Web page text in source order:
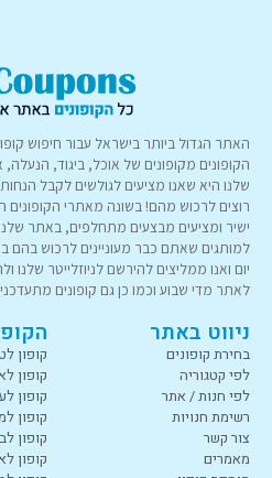
האתר הגדול ביותר בישראל עבור חיפוש
הקופונים מקופונים של אוכל, ביגוד, הנעלה,
שלנו היא שאנו מציעים לגולשים לקבל
רוצים לרכוש מהם! בשונה מאתרי
ישיר ומציעים מבצעים מתחלפים, באתר
למותגים שאתם כבר מעוניינים לרכוש בהם
יום ואנו ממליצים להירשם לניוזלייטר שלנו
לאתר מדי שבוע וכמו כן גם קופונים
ניווט באתר
בחירת קופונים
לפי קטגוריה
לפי חנות / אתר
רשימת חנויות
צור קשר
מאמרים
קופון
קופון
קופון
קופון
קופון
קופון